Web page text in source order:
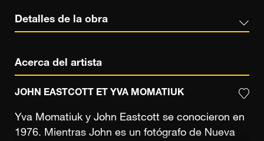
Detalles de la obra
Acerca del artista
JOHN EASTCOTT ET YVA MOMATIUK
Yva Momatiuk y John Eastcott se conocieron en
1976. Mientras John es un fotógrafo de Nueva